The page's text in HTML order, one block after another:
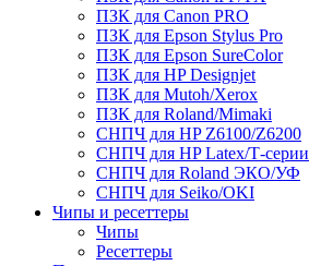
ПЗК для Canon PRO
ПЗК для Epson Stylus Pro
ПЗК для Epson SureColor
ПЗК для HP Designjet
ПЗК для Mutoh/Xerox
ПЗК для Roland/Mimaki
СНПЧ для HP Z6100/Z6200
СНПЧ для HP Latex/Т-cерии
СНПЧ для Roland ЭКО/УФ
СНПЧ для Seiko/OKI
Чипы и ресеттеры
Чипы
Ресеттеры